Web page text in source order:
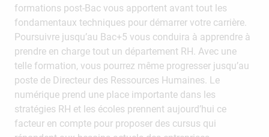
formations post-Bac vous apportent avant tout les
fondamentaux techniques pour démarrer votre carrière.
Poursuivre jusqu’au Bac+5 vous conduira à apprendre à
prendre en charge tout un département RH. Avec une
telle formation, vous pourrez même progresser jusqu’au
poste de Directeur des Ressources Humaines. Le
numérique prend une place importante dans les
stratégies RH et les écoles prennent aujourd’hui ce
facteur en compte pour proposer des cursus qui